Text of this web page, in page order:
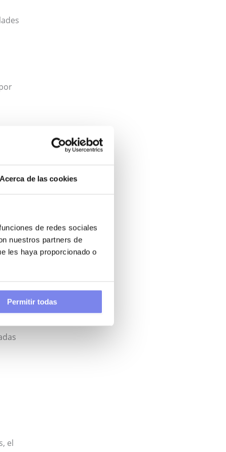
Acerca de las cookies
de redes sociales
nuestros partners de
les haya proporcionado o
Permitir todas
de
el